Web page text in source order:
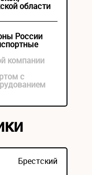
области
России
компании
с
Брестский